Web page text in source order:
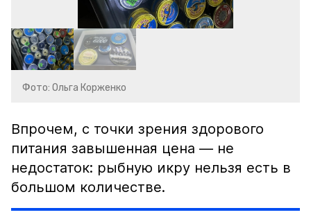
Фото: Ольга Корженко
Впрочем, с точки зрения здорового
питания завышенная цена — не
недостаток: рыбную икру нельзя есть в
большом количестве.